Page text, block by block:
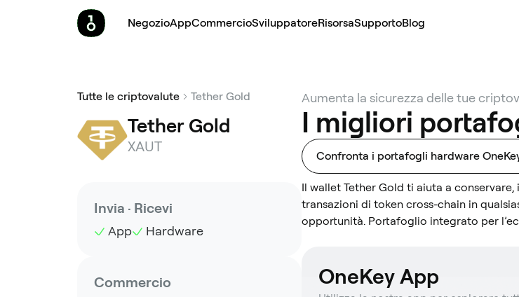
NegozioAppCommercioSviluppatoreRisorsaSupportoBlog
Tutte le criptovalute Tether Gold
Tether Gold
XAUT
Invia · Ricevi
App Hardware
Commercio
Aumenta la sicurezza delle tue
I migliori
Confronta i portafogli hardware
Il wallet Tether Gold ti aiuta a
transazioni di token cross-chain in
opportunità. Portafoglio integrato per
OneKey App